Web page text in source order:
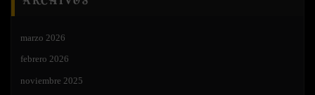
marzo 2026
febrero 2026
noviembre 2025